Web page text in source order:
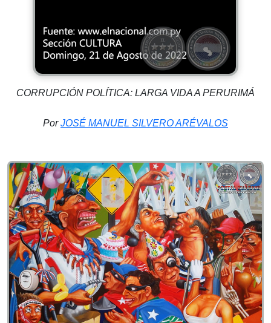
CORRUPCIÓN POLÍTICA: LARGA VIDA A PERURIMÁ
PorJOSÉ MANUEL SILVERO ARÉVALOS